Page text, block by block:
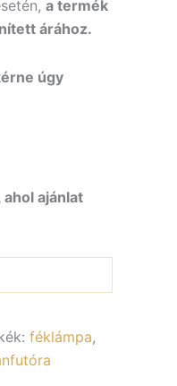
a termék
árához.
úgy
ajánlat
féklámpa,